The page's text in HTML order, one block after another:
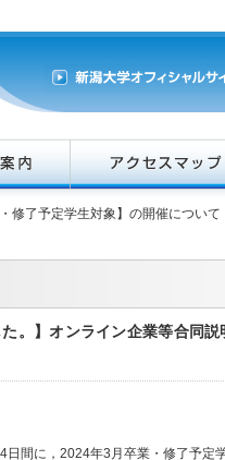
修了予定学生対象】の開催について
。】オンライン企業等合同
間に，2024年3月卒業・修了予定